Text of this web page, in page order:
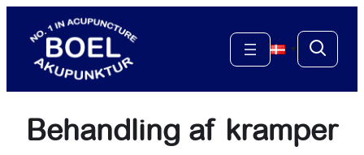
indhold
▼
Behandling af kramper